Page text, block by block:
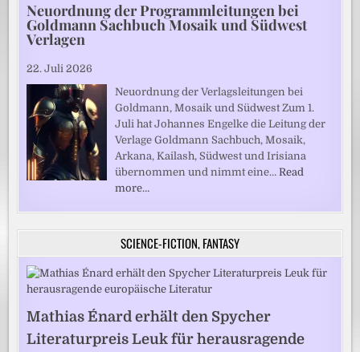
Neuordnung der Programmleitungen bei
Goldmann Sachbuch Mosaik und Südwest
Verlagen
22. Juli 2026
Neuordnung der Verlagsleitungen bei
Goldmann, Mosaik und Südwest Zum 1.
Juli hat Johannes Engelke die Leitung der
Verlage Goldmann Sachbuch, Mosaik,
Arkana, Kailash, Südwest und Irisiana
übernommen und nimmt eine…Read
more…
SCIENCE-FICTION, FANTASY
Mathias Énard erhält den Spycher
Literaturpreis Leuk für herausragende